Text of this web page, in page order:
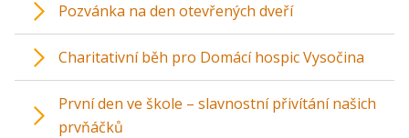
Pozvánka na den otevřených dveří
Charitativní běh pro Domácí hospic Vysočina
První den ve škole – slavnostní přivítání našich
prvňáčků